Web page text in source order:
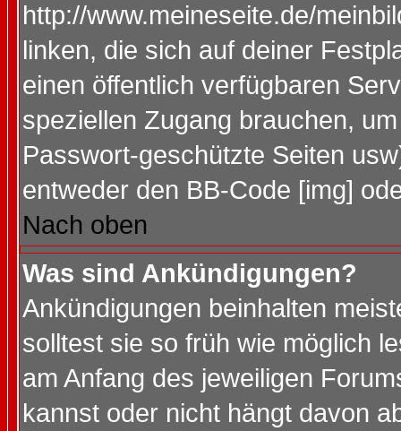
http://www.meineseite.de/
linken, die sich auf deiner
einen öffentlich verfügbaren
speziellen Zugang brauchen,
Passwort-geschützte Seiten
entweder den BB-Code [img]
Nach oben
Was sind Ankündigungen?
Ankündigungen beinhalten
solltest sie so früh wie möglich
am Anfang des jeweiligen
kannst oder nicht hängt davon